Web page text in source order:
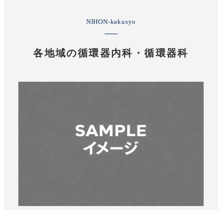
NIHON-kakusyo
各地域の循環器内科・循環器科